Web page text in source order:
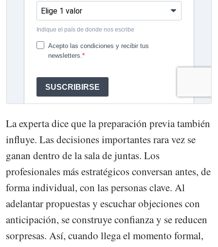
La experta dice que la preparación previa también
influye. Las decisiones importantes rara vez se
ganan dentro de la sala de juntas. Los
profesionales más estratégicos conversan antes, de
forma individual, con las personas clave. Al
adelantar propuestas y escuchar objeciones con
anticipación, se construye confianza y se reducen
sorpresas. Así, cuando llega el momento formal,